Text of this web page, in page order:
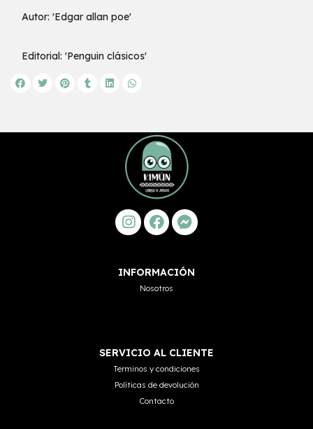
Autor: 'Edgar allan poe'
Editorial: 'Penguin clásicos'
INFORMACIÓN
Nosotros
SERVICIO AL CLIENTE
Terminos y condiciones
Políticas de devolución
Contacto